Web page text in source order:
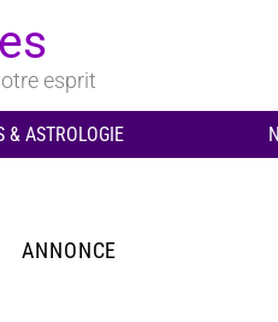
esprit
& ASTROLOGIE
ANNONCE